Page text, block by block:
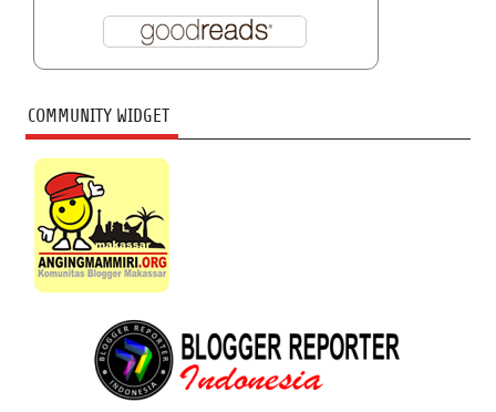
COMMUNITY WIDGET